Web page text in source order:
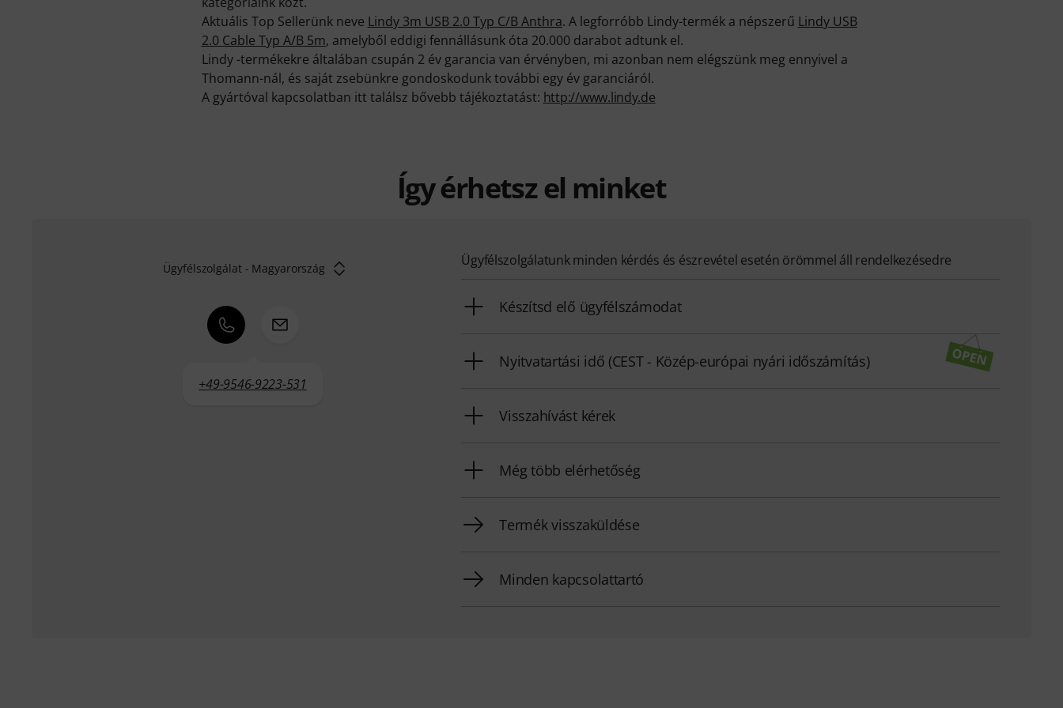
Aktuális Top Sellerünk neve Lindy 3m USB 2.0 Typ C/B Anthra. A legforróbb Lindy-termék a népszerű Lindy USB
2.0 Cable Typ A/B 5m, amelyből eddigi fennállásunk óta 20.000 darabot adtunk el.
Lindy -termékekre általában csupán 2 év garancia van érvényben, mi azonban nem elégszünk meg ennyivel a
Thomann-nál, és saját zsebünkre gondoskodunk további egy év garanciáról.
A gyártóval kapcsolatban itt találsz bővebb tájékoztatást: http://www.lindy.de
Így érhetsz el minket
Ügyfélszolgálat - Magyarország
+49-9546-9223-531
Ügyfélszolgálatunk minden kérdés és észrevétel esetén örömmel áll rendelkezésedre
Készítsd elő ügyfélszámodat
Nyitvatartási idő (CEST - Közép-európai nyári időszámítás)
Visszahívást kérek
Még több elérhetőség
Termék visszaküldése
Minden kapcsolattartó